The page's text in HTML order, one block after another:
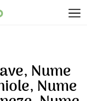
Nume
Nume